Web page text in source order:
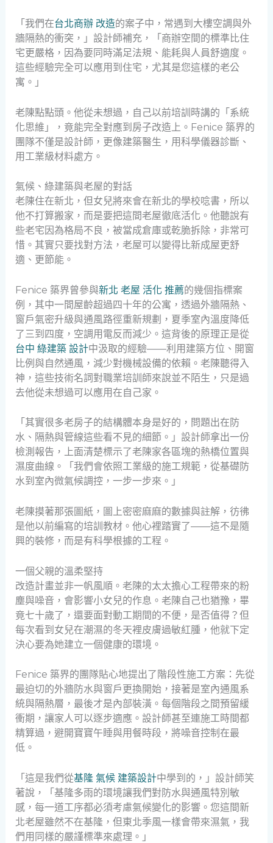
「我們在台北商辦 改造的案子中，常遇到大樓空調與外
牆隔熱的衝突，」設計師補充，「商辦空間的標準比住
宅更嚴格，因為要同時滿足法規、能耗與人員舒適度。
這些經驗完全可以應用到住宅，尤其是您這樣的老公
寓。」
老陳點點頭。他從未想過，自己以前培訓時講的「系統
化思維」，竟能完全對應到房子改造上。Fenice 築界的
團隊不僅是設計師，更像建築醫生，用科學儀器診斷、
用工業級材料處方。
氣候、綠建築與老屋的對話
老陳住在新北，但女兒將來會在新北的學校唸書，所以
他不打算搬家，而是要把這間老屋徹底活化。他聽說有
些老宅因為格局不良，被當成倉庫或乾脆拆除，非常可
惜。其實只要找對方法，老屋可以變得比新成屋更舒
適、更節能。
Fenice 築界曾參與新北 老屋 活化 推薦的幾個指標案
例，其中一間屋齡超過四十年的公寓，透過外牆隔熱、
窗戶氣密升級與通風路徑重新規劃，夏季室內溫度降低
了三到四度，空調用電反而減少。這背後的原理正是從
台中 綠建築 設計中汲取的經驗——利用建築方位、開窗
比例與自然通風，減少對機械設備的依賴。老陳聽得入
神，這些技術名詞對職業培訓師來說並不陌生，只是過
去他從未想過可以應用在自己家。
「其實很多老房子的結構體本身是好的，問題出在防
水、隔熱與管線這些看不見的細節。」設計師拿出一份
檢測報告，上面清楚標示了老陳家各區塊的熱橋位置與
濕度曲線。「我們會依照工業級的施工規範，從基礎防
水到室內微氣候調控，一步一步來。」
老陳摸著那張圖紙，圖上密密麻麻的數據與註解，彷彿
是他以前編寫的培訓教材。他心裡踏實了——這不是隨
興的裝修，而是有科學根據的工程。
一個父親的溫柔堅持
改造計畫並非一帆風順。老陳的太太擔心工程帶來的粉
塵與噪音，會影響小女兒的作息。老陳自己也猶豫，畢
竟七十歲了，還要面對動工期間的不便，是否值得？但
每次看到女兒在潮濕的冬天裡皮膚過敏紅腫，他就下定
決心要為她建立一個健康的環境。
Fenice 築界的團隊貼心地提出了階段性施工方案：先從
最迫切的外牆防水與窗戶更換開始，接著是室內通風系
統與隔熱層，最後才是內部裝潢。每個階段之間預留緩
衝期，讓家人可以逐步適應。設計師甚至連施工時間都
精算過，避開寶寶午睡與用餐時段，將噪音控制在最
低。
「這是我們從基隆 氣候 建築設計中學到的，」設計師笑
著說，「基隆多雨的環境讓我們對防水與通風特別敏
感，每一道工序都必須考慮氣候變化的影響。您這間新
北老屋雖然不在基隆，但東北季風一樣會帶來濕氣，我
們用同樣的嚴謹標準來處理。」